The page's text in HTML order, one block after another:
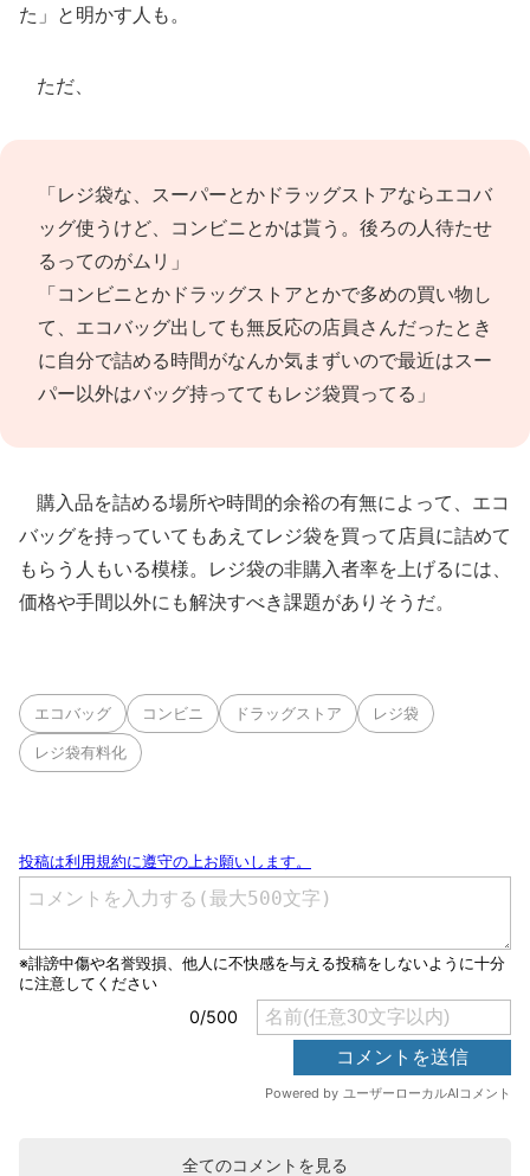
た」と明かす人も。
ただ、
「レジ袋な、スーパーとかドラッグストアならエコバ
ッグ使うけど、コンビニとかは貰う。後ろの人待たせ
るってのがムリ」
「コンビニとかドラッグストアとかで多めの買い物し
て、エコバッグ出しても無反応の店員さんだったとき
に自分で詰める時間がなんか気まずいので最近はスー
パー以外はバッグ持っててもレジ袋買ってる」
購入品を詰める場所や時間的余裕の有無によって、エコ
バッグを持っていてもあえてレジ袋を買って店員に詰めて
もらう人もいる模様。レジ袋の非購入者率を上げるには、
価格や手間以外にも解決すべき課題がありそうだ。
エコバッグ コンビニ ドラッグストア レジ袋
レジ袋有料化
全てのコメントを見る